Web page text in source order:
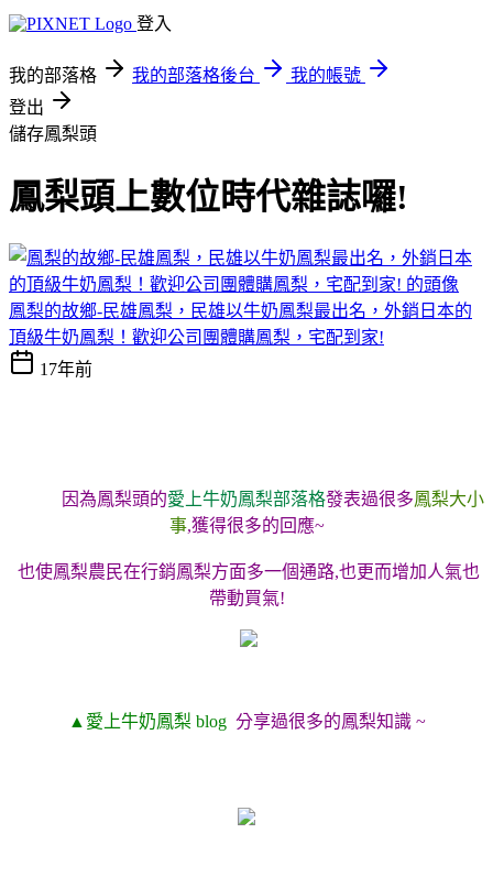
登入
我的部落格 我的部落格後台
我的帳號
登出
儲存鳳梨頭
鳳梨頭上數位時代雜誌囉!
鳳梨的故鄉-民雄鳳梨，民雄以牛奶鳳梨最出名，外銷日本的
頂級牛奶鳳梨！歡迎公司團體購鳳梨，宅配到家!
17年前
因為鳳梨頭的愛上牛奶鳳梨部落格發表過很多鳳梨大小
事,獲得很多的回應~
也使鳳梨農民在行銷鳳梨方面多一個通路,也更而增加人氣也
帶動買氣!
▲愛上牛奶鳳梨 blog 分享過很多的鳳梨知識 ~